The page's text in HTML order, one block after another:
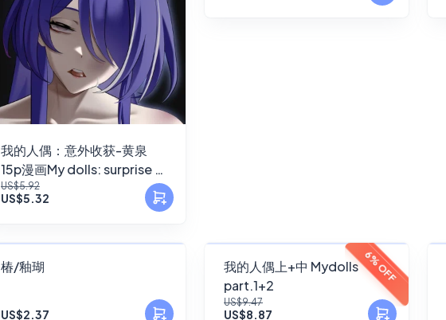
我的人偶：意外收获-黄泉
15p漫画My dolls: surprise -
Acheron 15 pages comic
US$5.92
US$5.32
FANSKY
椿/釉瑚
US$2.37
FANSKY
No Preview
6% OFF
我的人偶上+中 Mydolls
part.1+2
US$9.47
US$8.87